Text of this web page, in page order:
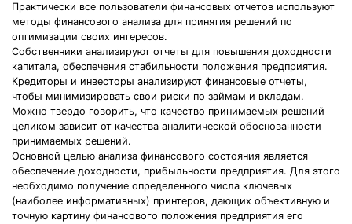
Практически все пользователи финансовых отчетов используют
методы финансового анализа для принятия решений по
оптимизации своих интересов.
Собственники анализируют отчеты для повышения доходности
капитала, обеспечения стабильности положения предприятия.
Кредиторы и инвесторы анализируют финансовые отчеты,
чтобы минимизировать свои риски по займам и вкладам.
Можно твердо говорить, что качество принимаемых решений
целиком зависит от качества аналитической обоснованности
принимаемых решений.
Основной целью анализа финансового состояния является
обеспечение доходности, прибыльности предприятия. Для этого
необходимо получение определенного числа ключевых
(наиболее информативных) принтеров, дающих объективную и
точную картину финансового положения предприятия его